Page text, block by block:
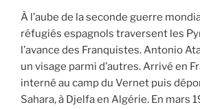
À l’aube de la seconde guerre
réfugiés espagnols traversent les
l’avance des Franquistes. Antonio
un visage parmi d’autres. Arrivé en
interné au camp du Vernet puis
Sahara, à Djelfa en Algérie. En mars